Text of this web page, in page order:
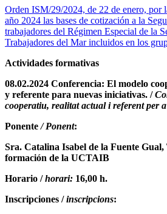
Orden ISM/29/2024, de 22 de enero, por
año 2024 las bases de cotización a la
trabajadores del Régimen Especial de la
Trabajadores del Mar incluidos en los
Actividades formativas
08.02.2024 Conferencia: El modelo
y referente para nuevas iniciativas. /
cooperatiu, realitat actual i referent per
Ponente/ Ponent:
Sra. Catalina Isabel de la Fuente
formación de la UCTAIB
Horario /horari: 16,00 h.
Inscripciones /inscripcions: